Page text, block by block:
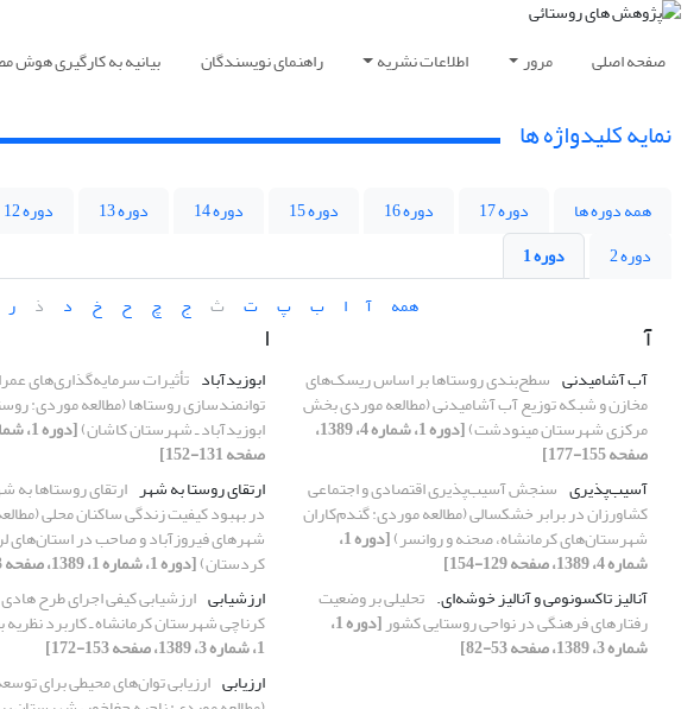
صفحه اصلی مرور اطلاعات نشریه راهنمای نویسندگان بیانیه به کارگیری هوش
نمایه کلیدواژه ها
همه دوره ها دوره 17 دوره 16 دوره 15 دوره 14 دوره 13 دوره 12
دوره 2
دوره 1
همه
آ ا ب پ ت ث ج چ ح خ د ذ ر
آ
آب آشامیدنی سطح‌بندی روستاها بر اساس ریسک‌های
مخازن و شبکه توزیع آب آشامیدنی (مطالعه موردی بخش
مرکزی شهرستان مینودشت) [دوره 1، شماره 4، 1389،
صفحه 155-177]
آسیب‌پذیری سنجش آسیب‌پذیری اقتصادی و اجتماعی
کشاورزان در برابر خشکسالی (مطالعه موردی: گندم‌کاران
شهرستان‌های کرمانشاه، صحنه و روانسر) [دوره 1،
شماره 4، 1389، صفحه 129-154]
آنالیز تاکسونومی و آنالیز خوشه‌ای. تحلیلی بر وضعیت
رفتارهای فرهنگی در نواحی روستایی کشور [دوره 1،
شماره 3، 1389، صفحه 53-82]
ا
ابوزیدآباد تأثیرات سرمایه‌گذاری‌های
توانمندسازی روستاها (مطالعه موردی:
ابوزیدآباد ـ شهرستان کاشان)
صفحه 131-152]
ارتقای روستا به شهر ارتقای روستاها
در بهبود کیفیت زندگی ساکنان محلی
شهرهای فیروزآباد و صاحب در استان‌های
کردستان)[دوره 1، شماره 1، 1389، صفحه 33-65]
ارزشیابی ارزشیابی کیفی اجرای طرح‌
کرناچی شهرستان کرمانشاه ـ کاربرد نظریه
1، شماره 3، 1389، صفحه 153-172]
ارزیابی ارزیابی توان‌های محیطی برای